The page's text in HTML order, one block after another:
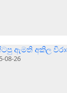
ඇමති අකිල
08-26